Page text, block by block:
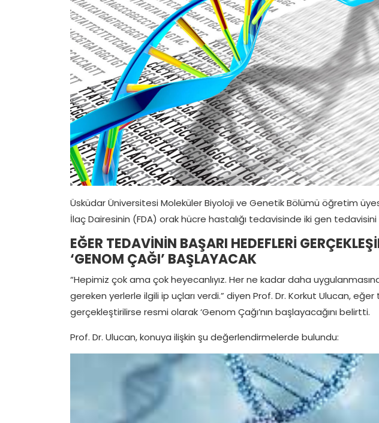
Üsküdar Üniversitesi Moleküler Biyoloji ve Genetik Bölümü öğretim
İlaç Dairesinin (FDA) orak hücre hastalığı tedavisinde iki gen
EĞER TEDAVİNİN BAŞARI HEDEFLERİ
‘GENOM ÇAĞI’ BAŞLAYACAK
“Hepimiz çok ama çok heyecanlıyız. Her ne kadar daha
gereken yerlerle ilgili ip uçları verdi.” diyen Prof. Dr. Korkut Ulucan,
gerçekleştirilirse resmi olarak ‘Genom Çağı’nın başlayacağını belirtti.
Prof. Dr. Ulucan, konuya ilişkin şu değerlendirmelerde bulundu: